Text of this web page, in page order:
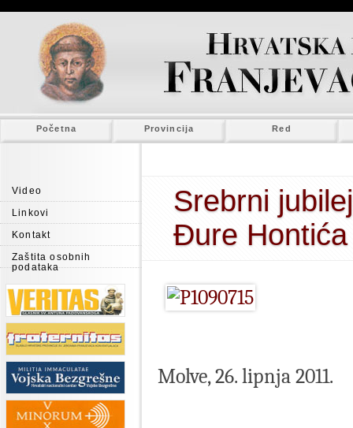
Početna Provincija Red
Video
Linkovi
Kontakt
Zaštita osobnih
podataka
Srebrni
Đure Hontića
Molve, 26. lipnja 2011.